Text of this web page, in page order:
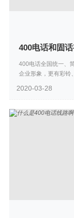
400电话和固
400电话全国统一、
企业形象，更有彩铃
机、固话、小...
2020-03-28